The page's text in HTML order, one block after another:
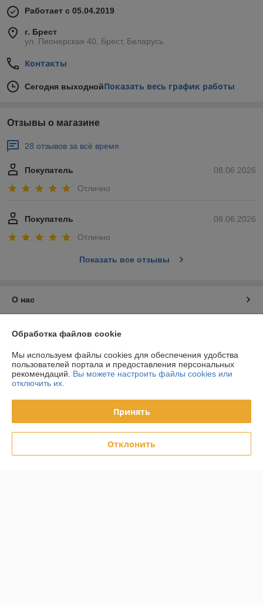
Работает с 05.04.2019
г. Брест
ул. Пионерская 40, Брест, Беларусь
Контакты
Сегодня выходнойПоказать весь график работы
Отзывы о магазине
28 отзывов за всё время
08.06.2026
Покупатель
Отлично
08.06.2026
Покупатель
Отлично
Показать все отзывы
О нас
Доставка и оплата
График работы
Обработка файлов cookie
Мы используем файлы cookies для обеспечения удобства
пользователей портала и предоставления персональных
рекомендаций. Вы можете настроить файлы cookies или
отключить их.
Принять
Отклонить